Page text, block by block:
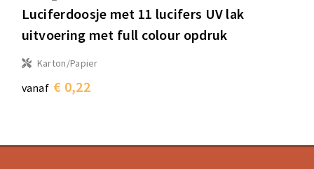
Luciferdoosje met 11 lucifers UV lak
uitvoering met full colour opdruk
Karton/Papier
vanaf € 0,22